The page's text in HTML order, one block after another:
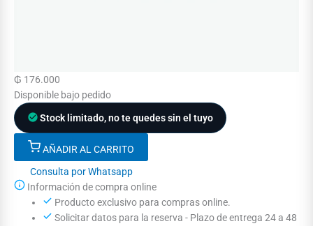
₲ 176.000
Disponible bajo pedido
Stock limitado, no te quedes sin el tuyo
AÑADIR AL CARRITO
Consulta por Whatsapp
Información de compra online
Producto exclusivo para compras online.
Solicitar datos para la reserva - Plazo de entrega 24 a 48